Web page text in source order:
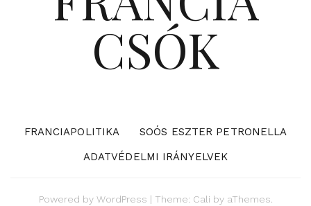
CSÓK
FRANCIAPOLITIKA
SOÓS ESZTER PETRONELLA
ADATVÉDELMI IRÁNYELVEK
Powered by WordPress | Theme: Cali by aThemes.